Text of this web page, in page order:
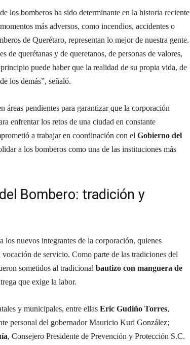
los bomberos ha sido determinante en la historia reciente
más adversos, como incendios, accidentes o
de Querétaro, representan lo mejor de nuestra gente.
de querétanas y de queretanos, de personas de valores,
puede haber que la realidad de su propia vida, de
los demás”, señaló.
áreas pendientes para garantizar que la corporación
enfrentar los retos de una ciudad en constante
a trabajar en coordinación con el Gobierno del
a los bomberos como una de las instituciones más
Bombero: tradición y
los nuevos integrantes de la corporación, quienes
de servicio. Como parte de las tradiciones del
sometidos al tradicional bautizo con manguera de
que exige la labor.
y municipales, entre ellas Eric Gudiño Torres,
personal del gobernador Mauricio Kuri González;
, Consejero Presidente de Prevención y Protección S.C.